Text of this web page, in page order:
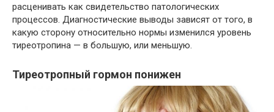
расценивать как свидетельство патологических
процессов. Диагностические выводы зависят от того, в
какую сторону относительно нормы изменился уровень
тиреотропина — в большую, или меньшую.
Тиреотропный гормон понижен